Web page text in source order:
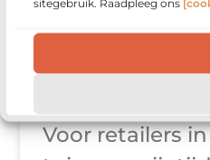
dan vaak
ingeschat
Voor retailers